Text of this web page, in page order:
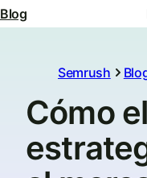
Blog
Semrush
Cómo